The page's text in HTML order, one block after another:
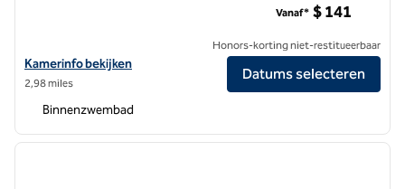
Bekijk hoteldetails voor DoubleTree by Hilton Hotel Berkeley Marina
Kamerinfo bekijken
2,98 miles
Vanaf* $ 141
Honors-korting niet-restitueerbaar
Datums selecteren
Binnenzwembad
1 van 12